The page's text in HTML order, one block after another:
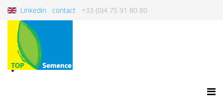
Linkedin contact +33 (0)4 75 91 80 80